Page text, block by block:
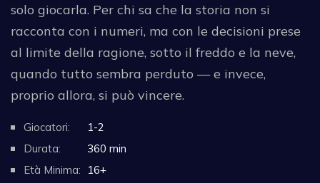
solo giocarla. Per chi sa che la storia non si
racconta con i numeri, ma con le decisioni prese
al limite della ragione, sotto il freddo e la neve,
quando tutto sembra perduto — e invece,
proprio allora, si può vincere.
Giocatori:
1-2
Durata:
360 min
Età Minima:
16+